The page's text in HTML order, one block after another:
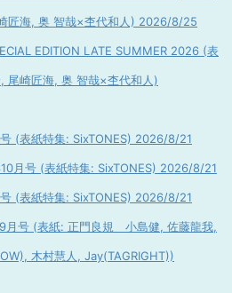
匠海, 奥 智哉×杢代和人) 2026/8/25
EDITION LATE SUMMER 2026 (表
尾崎匠海, 奥 智哉×杢代和人)
(表紙特集: SixTONES) 2026/8/21
月号 (表紙特集: SixTONES) 2026/8/21
(表紙特集: SixTONES) 2026/8/21
月号 (表紙: 正門良規 小島健, 佐藤龍我,
木村慧人, Jay(TAGRIGHT))